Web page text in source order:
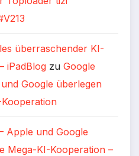
überraschender KI-
iPadBlog zu Google
Google überlegen
Apple und Google
Mega-KI-Kooperation –